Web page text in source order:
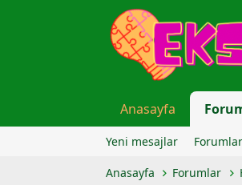
Anasayfa
Yeni mesajlar
Anasayfa Forumlar